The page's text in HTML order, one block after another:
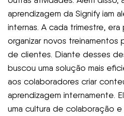
aprendizagem da Signify iam
internas. A cada trimestre,
organizar novos treinamentos
de clientes. Diante desses
buscou uma solução mais
aos colaboradores criar
aprendizagem internamente.
uma cultura de colaboração